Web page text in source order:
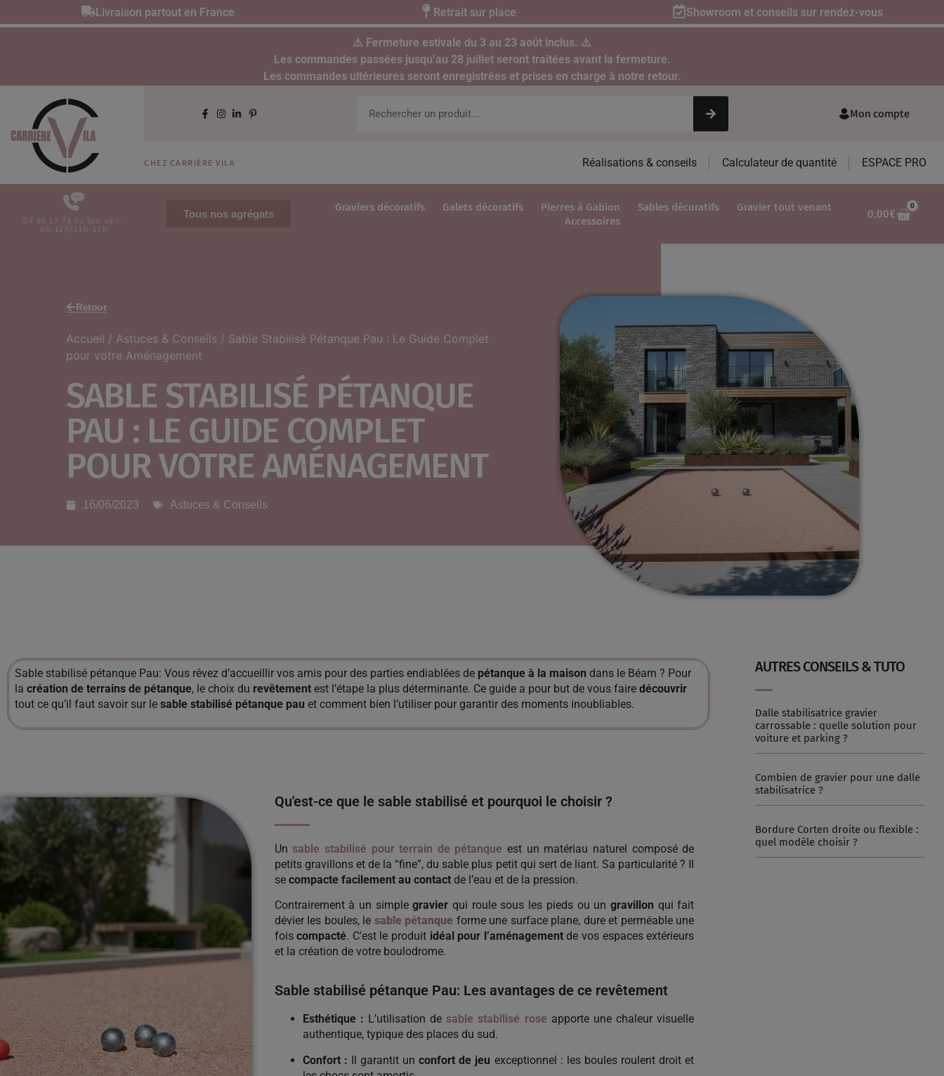
Livraison partout en France Retrait sur place Showroom et conseils sur rendez-vous
⚠️ Fermeture estivale du 3 au 23 août inclus. ⚠️
Les commandes passées jusqu’au 28 juillet seront traitées avant la fermeture.
Les commandes ultérieures seront enregistrées et prises en charge à notre retour.
Mon compte
CHEZ CARRIÈRE VILA Réalisations & conseils Calculateur de quantité ESPACE PRO
04 86 17 74 01 lun.ven.
8h-12h/13h-17h
Tous nos agrégats
Graviers décoratifs Galets décoratifs Pierres à Gabion Sables décoratifs
Gravier tout venant
Accessoires
0,00€
0
Retour
Accueil / Astuces & Conseils / Sable Stabilisé Pétanque Pau : Le Guide Complet
pour votre Aménagement
SABLE STABILISÉ PÉTANQUE
PAU : LE GUIDE COMPLET
POUR VOTRE AMÉNAGEMENT
16/06/2023 Astuces & Conseils
Sable stabilisé pétanque Pau: Vous rêvez d’accueillir vos amis pour des parties endiablées de pétanque à la maison dans le Béarn ? Pour
la création de terrains de pétanque, le choix du revêtement est l’étape la plus déterminante. Ce guide a pour but de vous faire découvrir
tout ce qu’il faut savoir sur le sable stabilisé pétanque pau et comment bien l’utiliser pour garantir des moments inoubliables.
Qu'est-ce que le sable stabilisé et pourquoi le choisir ?
Un sable stabilisé pour terrain de pétanque est un matériau naturel composé de
petits gravillons et de la “fine”, du sable plus petit qui sert de liant. Sa particularité ? Il
se compacte facilement au contactde l’eau et de la pression.
Contrairement à un simplegravier qui roule sous les pieds ou un gravillon qui fait
dévier les boules, le sable pétanque forme une surface plane, dure et perméable une
foiscompacté. C’est le produit idéal pour l’aménagementde vos espaces extérieurs
et la création de votre boulodrome.
Sable stabilisé pétanque Pau: Les avantages de ce revêtement
Esthétique : L’utilisation de sable stabilisé rose apporte une chaleur visuelle
authentique, typique des places du sud.
Confort : Il garantit unconfort de jeu exceptionnel : les boules roulent droit et
AUTRES CONSEILS & TUTO
Dalle stabilisatrice gravier
carrossable : quelle solution pour
voiture et parking ?
Combien de gravier pour une dalle
stabilisatrice ?
Bordure Corten droite ou flexible :
quel modèle choisir ?